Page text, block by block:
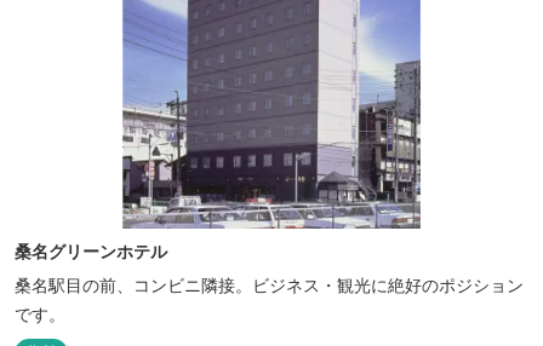
桑名グリーンホテル
桑名駅目の前、コンビニ隣接。ビジネス・観光に絶好のポジション
です。